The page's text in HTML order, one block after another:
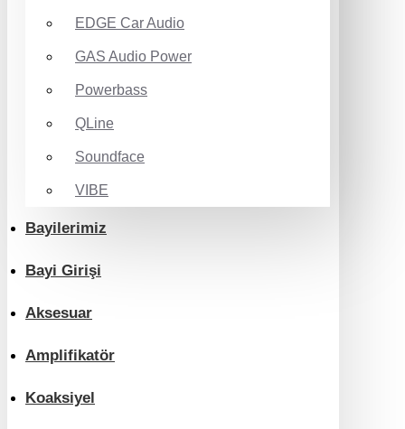
EDGE Car Audio
GAS Audio Power
Powerbass
QLine
Soundface
VIBE
Bayilerimiz
Bayi Girişi
Aksesuar
Amplifikatör
Koaksiyel